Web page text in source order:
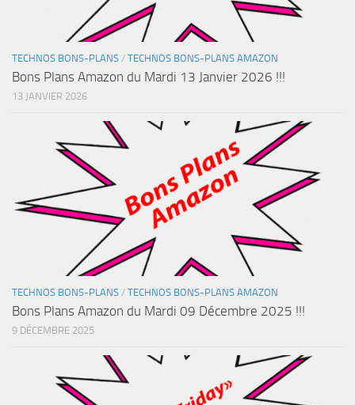
TECHNOS BONS-PLANS / TECHNOS BONS-PLANS AMAZON
Bons Plans Amazon du Mardi 13 Janvier 2026 !!!
13 JANVIER 2026
TECHNOS BONS-PLANS / TECHNOS BONS-PLANS AMAZON
Bons Plans Amazon du Mardi 09 Décembre 2025 !!!
9 DÉCEMBRE 2025